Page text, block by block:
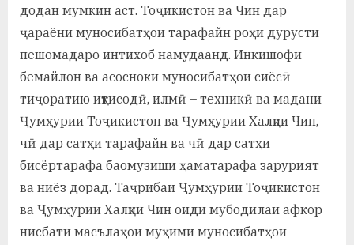
додан мумкин аст. Тоҷикистон ва Чин дар
ҷараёни муносибатҳои тарафайн роҳи дурусти
пешомадаро интихоб намудаанд. Инкишофи
бемайлон ва асосноки муносибатҳои сиёсӣ
тиҷоратию иқтисодӣ, илмӣ – техникӣ ва мадани
Ҷумҳурии Тоҷикистон ва Ҷумҳурии Халқии Чин,
чӣ дар сатҳи тарафайн ва чӣ дар сатҳи
бисёртарафа баомузиши ҳаматарафа зарурият
ва ниёз дорад. Таҷрибаи Ҷумҳурии Тоҷикистон
ва Ҷумҳурии Халқии Чин оиди мубодилаи афкор
нисбати масълаҳои муҳими муносибатҳои